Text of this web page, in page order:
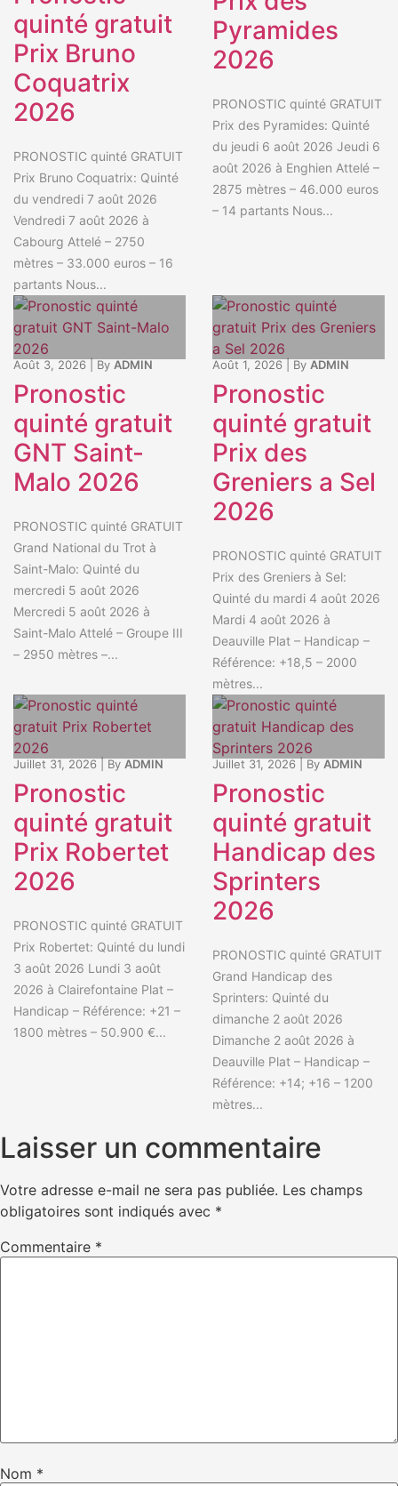
quinté gratuit
Prix Bruno
Coquatrix
2026
PRONOSTIC quinté GRATUIT
Prix Bruno Coquatrix: Quinté
du vendredi 7 août 2026
Vendredi 7 août 2026 à
Cabourg Attelé – 2750
mètres – 33.000 euros – 16
partants Nous...
Pyramides
2026
PRONOSTIC quinté GRATUIT
Prix des Pyramides: Quinté
du jeudi 6 août 2026 Jeudi 6
août 2026 à Enghien Attelé –
2875 mètres – 46.000 euros
– 14 partants Nous...
Août 3, 2026 By ADMIN
Pronostic
quinté gratuit
GNT Saint-
Malo 2026
PRONOSTIC quinté GRATUIT
Grand National du Trot à
Saint-Malo: Quinté du
mercredi 5 août 2026
Mercredi 5 août 2026 à
Saint-Malo Attelé – Groupe III
– 2950 mètres –...
Août 1, 2026 By ADMIN
Pronostic
quinté gratuit
Prix des
Greniers a Sel
2026
PRONOSTIC quinté GRATUIT
Prix des Greniers à Sel:
Quinté du mardi 4 août 2026
Mardi 4 août 2026 à
Deauville Plat – Handicap –
Référence: +18,5 – 2000
mètres...
Juillet 31, 2026 By ADMIN
Pronostic
quinté gratuit
Prix Robertet
2026
PRONOSTIC quinté GRATUIT
Prix Robertet: Quinté du lundi
3 août 2026 Lundi 3 août
2026 à Clairefontaine Plat –
Handicap – Référence: +21 –
1800 mètres – 50.900 €...
Juillet 31, 2026 By ADMIN
Pronostic
quinté gratuit
Handicap des
Sprinters
2026
PRONOSTIC quinté GRATUIT
Grand Handicap des
Sprinters: Quinté du
dimanche 2 août 2026
Dimanche 2 août 2026 à
Deauville Plat – Handicap –
Référence: +14; +16 – 1200
mètres...
Laisser un commentaire
Votre adresse e-mail ne sera pas publiée. Les champs
obligatoires sont indiqués avec *
Commentaire *
Nom *